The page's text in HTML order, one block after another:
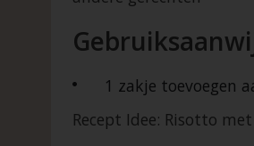
1 zakje toevoegen
Recept Idee: Risotto